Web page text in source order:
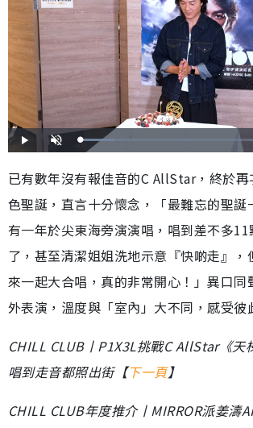
播
放
開
啟
載
:
1
3
已有數年沒有報佳音的C AllStar，終於再
色聖誕，直言十分懷念，「最難忘的聖誕
有一年於尖東海旁演演唱，唱到差不多
了，甚至清潔姐姐洗地示意『快啲走』，
來一起大合唱，真的非常開心！」異口同
外表演，溫度與「室內」大不同，感受彼
CHILL CLUB丨P1X3L挑戰C AllStar《
唱到走音都照出街【下一頁】
CHILL CLUB年度推介丨MIRROR派姜濤